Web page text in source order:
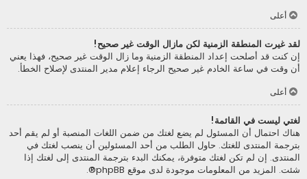
أعلى
لقد غيرت المنطقة الزمنية لكن مازال الوقت غير صحيح!
إن كنت قد أصلحت إعداد المنطقة الزمنية وما زال الوقت غير صحيح، فهذا يعني
أن وقت في ساعة الخادم غير صحيح الرجاء إعلام مدير المنتدى لإصلاح الخطأ.
أعلى
لغتي ليست في القائمة!
هناك احتمال أن المسئول لم يضع لغتك من ضمن اللغات المنصبة أو لم يقم أحد
بترجمة المنتدى للغتك. حاول الطلب من أحد المسئولين أن ينصب لغتك في
المنتدى. إن لم تكن لغتك متوفرة، يمكنك البدء بترجمة المنتدى إلى لغتك إذا
شئت. المزيد من المعلومات موجودة لدى موقع phpBB
®.